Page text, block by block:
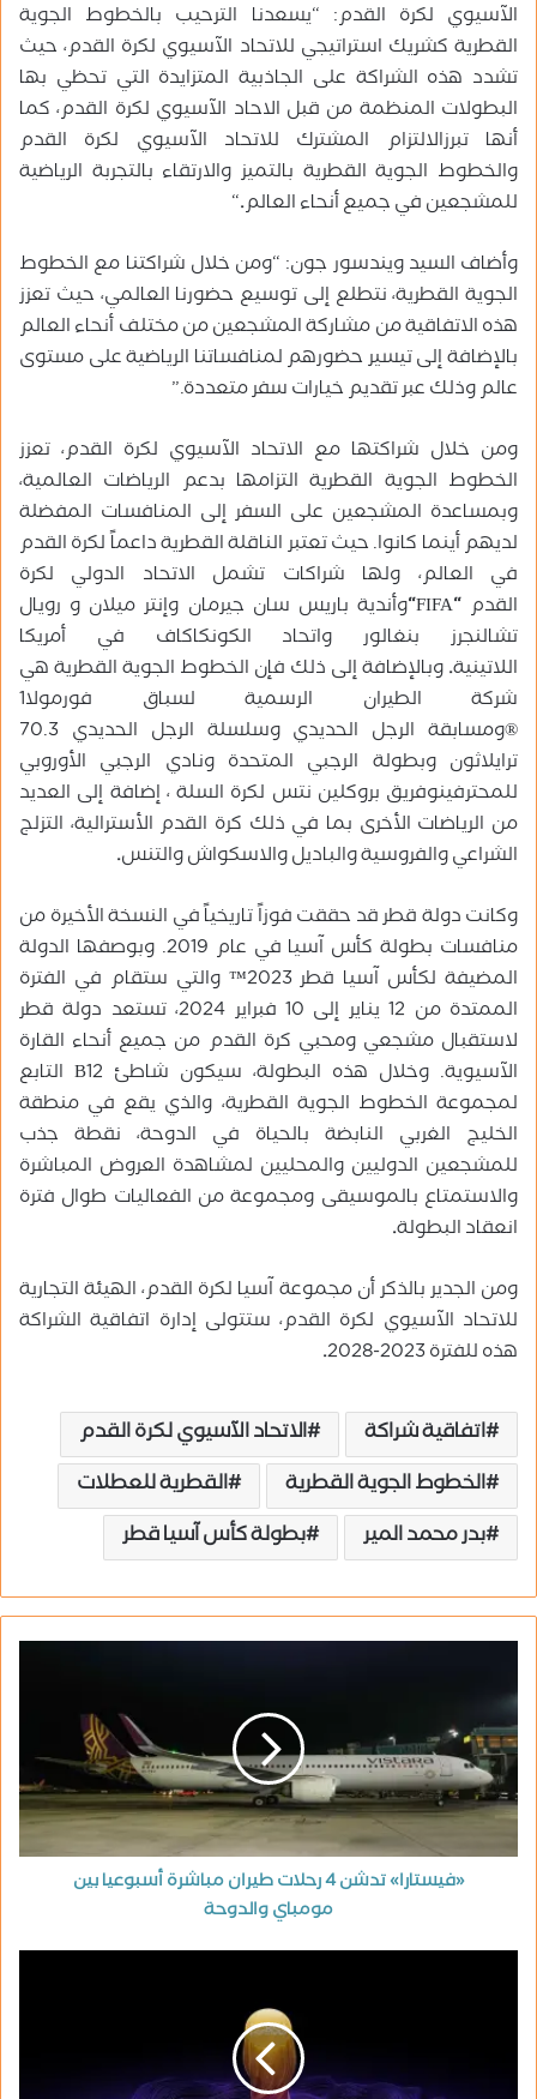
الآسيوي لكرة القدم: “يسعدنا الترحيب بالخطوط الجوية
القطرية كشريك استراتيجي للاتحاد الآسيوي لكرة القدم، حيث
تشدد هذه الشراكة على الجاذبية المتزايدة التي تحظي بها
البطولات المنظمة من قبل الاحاد الآسيوي لكرة القدم، كما
أنها تبرزالالتزام المشترك للاتحاد الآسيوي لكرة القدم
والخطوط الجوية القطرية بالتميز والارتقاء بالتجربة الرياضية
للمشجعين في جميع أنحاء العالم.
“
وأضاف السيد ويندسور جون: “ومن خلال شراكتنا مع الخطوط
الجوية القطرية، نتطلع إلى توسيع حضورنا العالمي، حيث تعزز
هذه الاتفاقية من مشاركة المشجعين من مختلف أنحاء العالم
بالإضافة إلى تيسير حضورهم لمنافساتنا الرياضية على مستوى
عالم وذلك عبر تقديم خيارات سفر متعددة.”
ومن خلال شراكتها مع الاتحاد الآسيوي لكرة القدم، تعزز
الخطوط الجوية القطرية التزامها بدعم الرياضات العالمية،
وبمساعدة المشجعين على السفر إلى المنافسات المفضلة
لديهم أينما كانوا. حيث تعتبر الناقلة القطرية داعماً لكرة القدم
في العالم، ولها شراكات تشمل الاتحاد الدولي لكرة
القدم “
FIFA
“وأندية باريس سان جيرمان وإنتر ميلان و رويال
تشالنجرز بنغالور واتحاد الكونكاكاف في أمريكا
اللاتينية.وبالإضافة إلى ذلك فإن الخطوط الجوية القطرية هي
شركة الطيران الرسمية لسباق فورمولا1
®ومسابقة الرجل الحديدي وسلسلة الرجل الحديدي 70.3
ترايلاثون وبطولة الرجبي المتحدة ونادي الرجبي الأوروبي
للمحترفينوفريق بروكلين نتس لكرة السلة ، إضافة إلى العديد
من الرياضات الأخرى بما في ذلك كرة القدم الأسترالية، التزلج
الشراعي والفروسية والباديل والاسكواش والتنس.
وكانت دولة قطر قد حققت فوزاً تاريخياً في النسخة الأخيرة من
منافسات بطولة كأس آسيا في عام 2019. وبوصفها الدولة
المضيفة لكأس آسيا قطر 2023™ والتي ستقام في الفترة
الممتدة من 12 يناير إلى 10 فبراير 2024، تستعد دولة قطر
لاستقبال مشجعي ومحبي كرة القدم من جميع أنحاء القارة
الآسيوية. وخلال هذه البطولة، سيكون شاطئ B12 التابع
لمجموعة الخطوط الجوية القطرية، والذي يقع في منطقة
الخليج الغربي النابضة بالحياة في الدوحة، نقطة جذب
للمشجعين الدوليين والمحليين لمشاهدة العروض المباشرة
والاستمتاع بالموسيقى ومجموعة من الفعاليات طوال فترة
انعقاد البطولة.
ومن الجدير بالذكر أن مجموعة آسيا لكرة القدم، الهيئة التجارية
للاتحاد الآسيوي لكرة القدم، ستتولى إدارة اتفاقية الشراكة
هذه للفترة 2023-2028
.
اتفاقية شراكة
الاتحاد الآسيوي لكرة القدم
الخطوط الجوية القطرية
القطرية للعطلات
بدر محمد المير
بطولة كأس آسيا قطر
«فيستارا» تدشن 4 رحلات طيران مباشرة أسبوعيا بين
مومباي والدوحة